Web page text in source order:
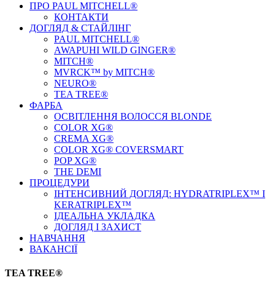
ПРО PAUL MITCHELL®
КОНТАКТИ
ДОГЛЯД & СТАЙЛIНГ
PAUL MITCHELL®
AWAPUHI WILD GINGER®
MITCH®
MVRCK™ by MITCH®
NEURO®
TEA TREE®
ФАРБА
ОСВІТЛЕННЯ ВОЛОССЯ BLONDE
COLOR XG®
CREMA XG®
COLOR XG® COVERSMART
POP XG®
THE DEMI
ПРОЦЕДУРИ
ІНТЕНСИВНИЙ ДОГЛЯД: HYDRATRIPLEX™ І
KERATRIPLEX™
ІДЕАЛЬНА УКЛАДКА
ДОГЛЯД І ЗАХИСТ
НАВЧАННЯ
ВАКАНСІЇ
TEA TREE®